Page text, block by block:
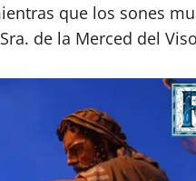
que los sones
de la Merced del